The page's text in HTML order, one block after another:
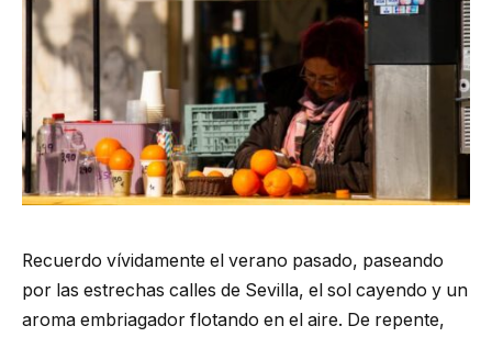
Recuerdo vívidamente el verano pasado, paseando
por las estrechas calles de Sevilla, el sol cayendo y un
aroma embriagador flotando en el aire. De repente,